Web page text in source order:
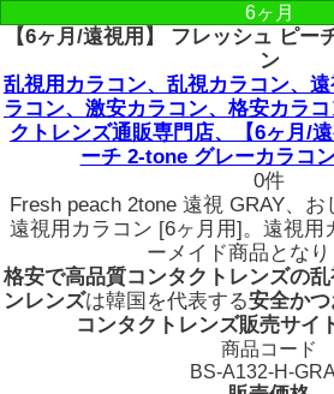
6ヶ月
【6ヶ月/遠視用】 フレッシュ ピー
ン
乱視用カラコン、乱視カラコン、
ラコン、激安カラコン、格安カラ
クトレンズ通販専門店、【6ヶ月/
ーチ 2-tone グレーカラコ
0件
Fresh peach 2tone 遠視 GRAY、
遠視用カラコン [6ヶ月用]。遠視用
ーメイド商品となり
格安で高品質コンタクトレンズの
ンレンズは韓国を代表する安全か
コンタクトレンズ販売サイ
商品コード
BS-A132-H-